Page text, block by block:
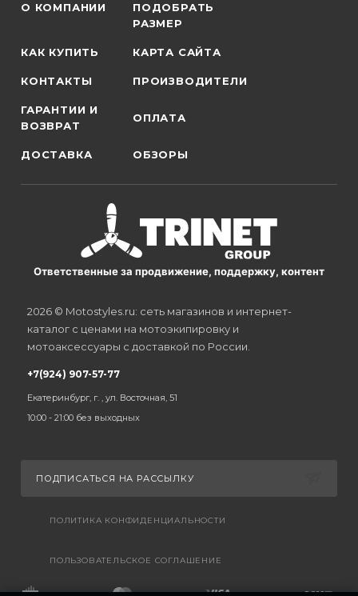
О КОМПАНИИ
ПОДОБРАТЬ
РАЗМЕР
КАК КУПИТЬ КАРТА САЙТА
КОНТАКТЫ ПРОИЗВОДИТЕЛИ
ГАРАНТИИ И
ВОЗВРАТ
ОПЛАТА
ДОСТАВКА ОБЗОРЫ
Ответственные за продвижение, поддержку, контент
2026 © Motostyles.ru: сеть магазинов и интернет-
каталог с ценами на мотоэкипировку и
мотоаксессуары с доставкой по России.
+7(924) 907-57-77
Екатеринбург, г. , ул. Восточная, 51
10:00 - 21:00 без выходных
ПОДПИСАТЬСЯ НА РАССЫЛКУ
ПОЛИТИКА КОНФИДЕНЦИАЛЬНОСТИ
ПОЛЬЗОВАТЕЛЬСКОЕ СОГЛАШЕНИЕ